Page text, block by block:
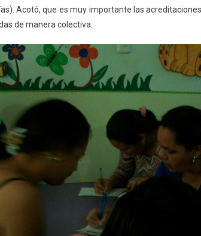
Acotó, que es muy importante las
de manera colectiva.